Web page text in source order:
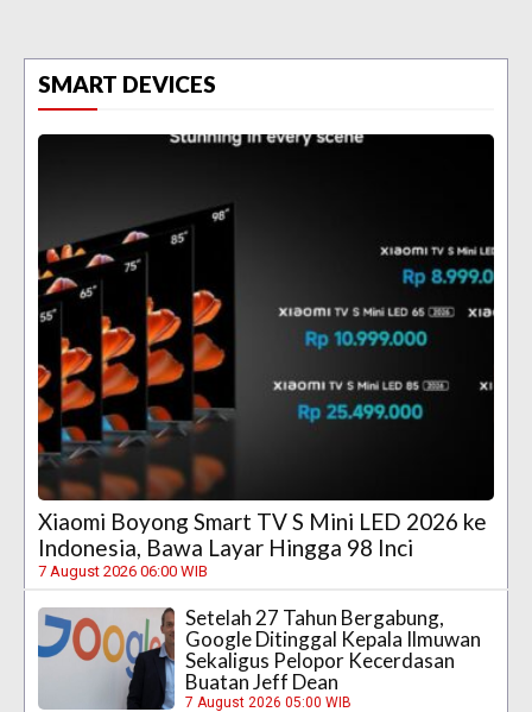
SMART DEVICES
Xiaomi Boyong Smart TV S Mini LED 2026 ke
Indonesia, Bawa Layar Hingga 98 Inci
7 August 2026 06:00 WIB
Setelah 27 Tahun Bergabung,
Google Ditinggal Kepala Ilmuwan
Sekaligus Pelopor Kecerdasan
Buatan Jeff Dean
7 August 2026 05:00 WIB